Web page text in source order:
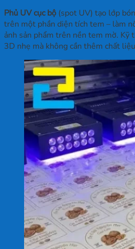
Phủ UV cục bộ (spot UV) tạo lớp
trên một phần diện tích tem – làm
ảnh sản phẩm trên nền tem mờ. Kỹ
3D nhẹ mà không cần thêm chất